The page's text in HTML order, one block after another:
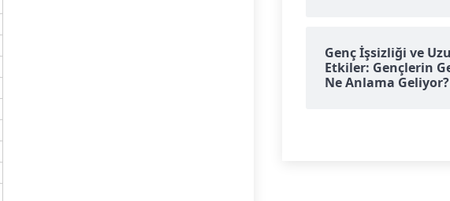
Genç İşsizliği ve
Etkiler: Gençlerin
Ne Anlama Geliyor?